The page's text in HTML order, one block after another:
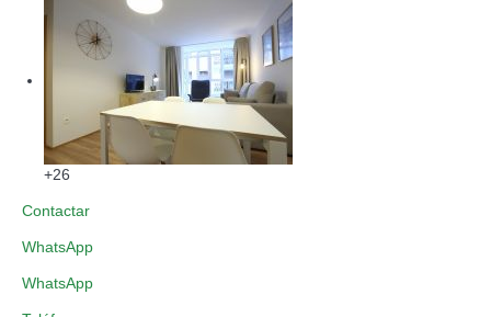
+26
Contactar
WhatsApp
WhatsApp